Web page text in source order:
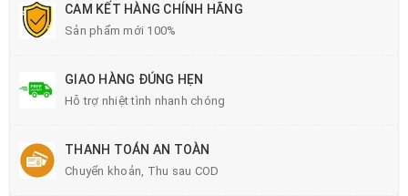
CAM KẾT HÀNG CHÍNH HÃNG
Sản phẩm mới 100%
GIAO HÀNG ĐÚNG HẸN
Hỗ trợ nhiệt tình nhanh chóng
THANH TOÁN AN TOÀN
Chuyển khoản, Thu sau COD